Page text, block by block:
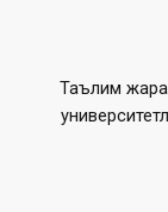
Таълим